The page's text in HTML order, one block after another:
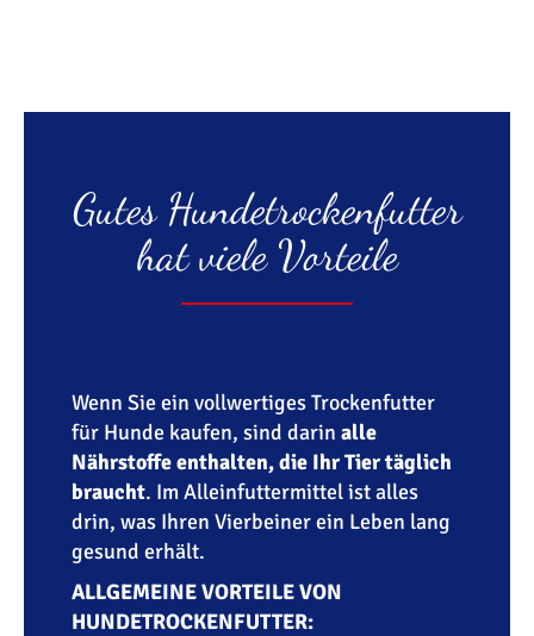
Gutes Hundetrockenfutter
hat viele Vorteile
Wenn Sie ein vollwertiges Trockenfutter
für Hunde kaufen, sind darin alle
Nährstoffe enthalten, die Ihr Tier täglich
braucht. Im Alleinfuttermittel ist alles
drin, was Ihren Vierbeiner ein Leben lang
gesund erhält.
ALLGEMEINE VORTEILE VON
HUNDETROCKENFUTTER: